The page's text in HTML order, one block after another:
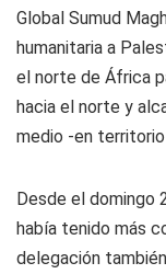
Global Sumud
humanitaria a
el norte de África
hacia el norte y
medio -en
Desde el domingo
había tenido más
delegación